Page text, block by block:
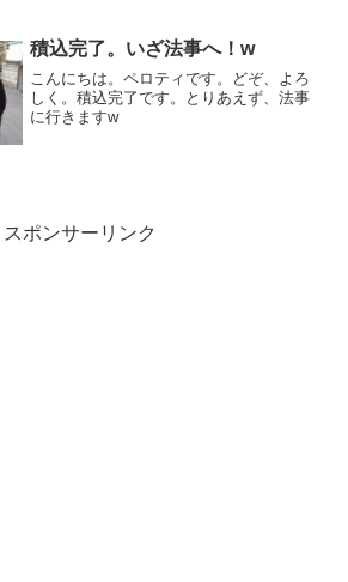
と雨がすごかったです。さすがにこの天
気ではキャンプは行けま...
積込完了。いざ法事へ！w
こんにちは。ペロティです。どぞ、よろ
しく。積込完了です。とりあえず、法事
に行きますw
スポンサーリンク